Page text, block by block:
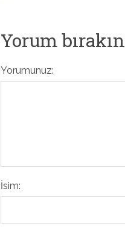
Yorum bırakın
Yorumunuz:
İsim: